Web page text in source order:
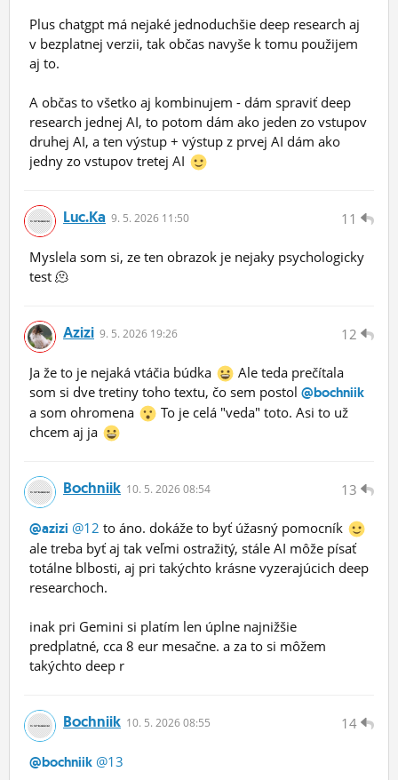
Plus chatgpt má nejaké jednoduchšie deep research aj
v bezplatnej verzii, tak občas navyše k tomu použijem
aj to.
A občas to všetko aj kombinujem - dám spraviť deep
research jednej AI, to potom dám ako jeden zo vstupov
druhej AI, a ten výstup + výstup z prvej AI dám ako
jedny zo vstupov tretej AI
11
Luc.ka 9. 5. 2026 11:50
Myslela som si, ze ten obrazok je nejaky psychologicky
test 🫠
12
Azizi 9. 5. 2026 19:26
Ja že to je nejaká vtáčia búdka
Ale teda prečítala
som si dve tretiny toho textu, čo sem postol @bochniik
a som ohromena
To je celá "veda" toto. Asi to už
chcem aj ja
13
Bochniik 10. 5. 2026 08:54
@azizi @12 to áno. dokáže to byť úžasný pomocník
ale treba byť aj tak veľmi ostražitý, stále AI môže písať
totálne blbosti, aj pri takýchto krásne vyzerajúcich deep
researchoch.
inak pri Gemini si platím len úplne najnižšie
predplatné, cca 8 eur mesačne. a za to si môžem
takýchto deep r
14
Bochniik 10. 5. 2026 08:55
@bochniik @13